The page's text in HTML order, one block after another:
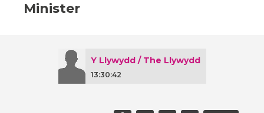
Minister
Y Llywydd / The Llywydd
13:30:42